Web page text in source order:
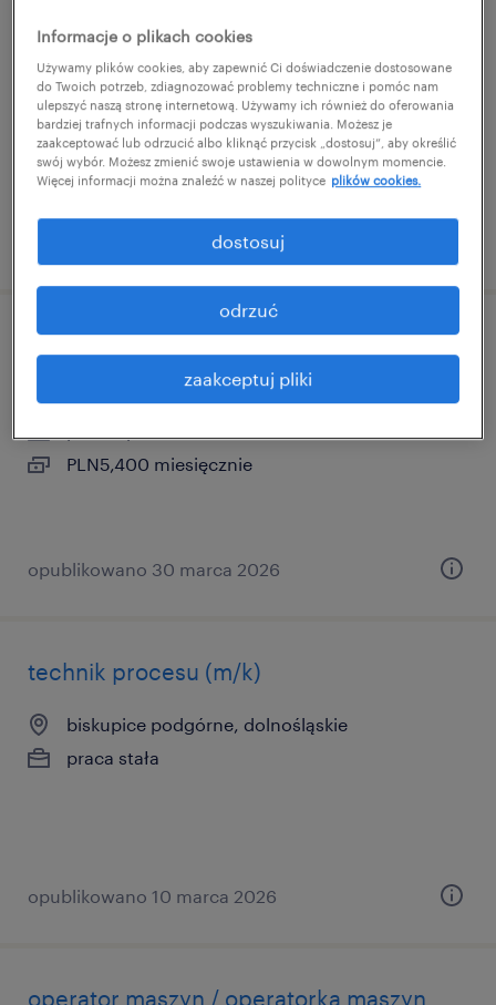
biskupice podgórne, dolnośląskie
praca tymczasowa
PLN6,500 miesięcznie
opublikowano 30 marca 2026
pracownik wspierający k/m/n
biskupice podgórne, dolnośląskie
PLN5,400 miesięcznie
opublikowano 30 marca 2026
technik procesu (m/k)
biskupice podgórne, dolnośląskie
praca stała
opublikowano 10 marca 2026
operator maszyn / operatorka maszyn
Informacje o plikach cookies
Używamy plików cookies, aby zapewnić Ci doświadczenie dostosowane
do Twoich potrzeb, zdiagnozować problemy techniczne i pomóc nam
ulepszyć naszą stronę internetową. Używamy ich również do oferowania
bardziej trafnych informacji podczas wyszukiwania. Możesz je
zaakceptować lub odrzucić albo kliknąć przycisk „dostosuj”, aby określić
swój wybór. Możesz zmienić swoje ustawienia w dowolnym momencie.
Więcej informacji można znaleźć w naszej polityce plików cookies.
zaakceptuj pliki
odrzuć
dostosuj